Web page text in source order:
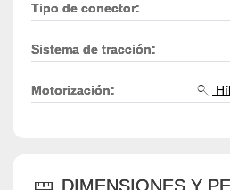
Tipo de conector:
Sistema de tracción:
Motorización:
DIMENSIONES Y